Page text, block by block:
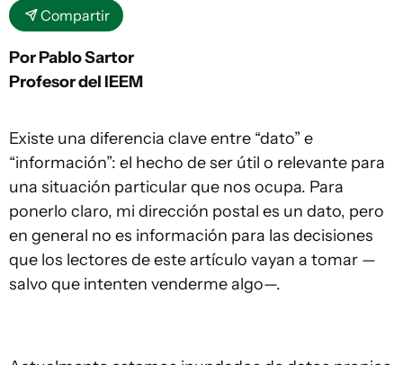
Compartir
Por Pablo Sartor
Profesor del IEEM
Existe una diferencia clave entre “dato” e
“información”: el hecho de ser útil o relevante para
una situación particular que nos ocupa. Para
ponerlo claro, mi dirección postal es un dato, pero
en general no es información para las decisiones
que los lectores de este artículo vayan a tomar —
salvo que intenten venderme algo—.